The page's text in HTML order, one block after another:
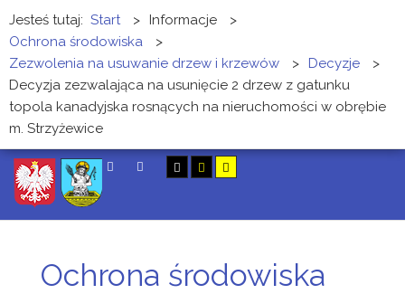
Jesteś tutaj: Start > Informacje
>
Ochrona środowiska
>
Zezwolenia na usuwanie drzew i krzewów
> Decyzje
>
Decyzja zezwalająca na usunięcie 2 drzew z gatunku
topola kanadyjska rosnących na nieruchomości w obrębie
m. Strzyżewice
Ochrona środowiska